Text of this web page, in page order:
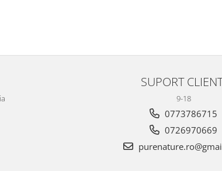
SUPORT
9-18
0773786715
0726970669